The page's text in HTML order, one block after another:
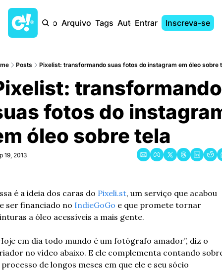
Início Arquivo Tags AutoresEntrar Inscreva-se
Posts Pixelist: transformando suas fotos do instagram em óleo sobre
transformando
fotos do
óleo sobre tela
19, 2013
é a ideia dos caras do Pixeli.st, um serviço que acabou
ser financiado no IndieGoGo e que promete tornar
a óleo acessíveis a mais gente.
em dia todo mundo é um fotógrafo amador”, diz o
no vídeo abaixo. E ele complementa contando
de longos meses em que ele e seu sócio